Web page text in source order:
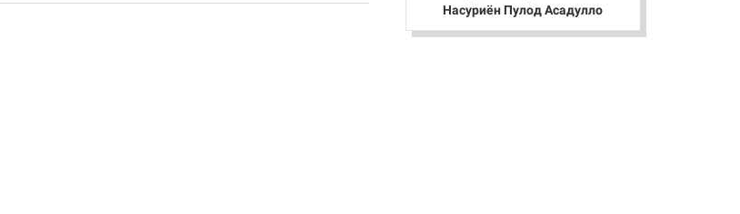
Насуриён Пулод Асадулло